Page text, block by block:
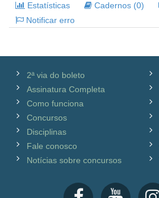
Estatísticas
Cadernos (0)
Notificar erro
2ª via do boleto
Assinatura Completa
Como funciona
Concursos
Disciplinas
Fale conosco
Notícias sobre concursos